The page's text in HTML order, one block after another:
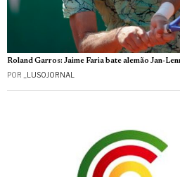
Roland Garros: Jaime Faria bate alemão Jan-
POR _LUSOJORNAL